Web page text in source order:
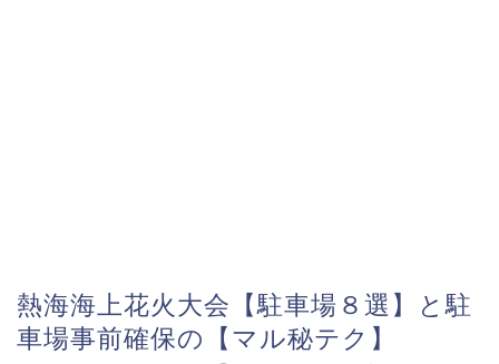
熱海海上花火大会【駐車場８選】と駐
車場事前確保の【マル秘テク】